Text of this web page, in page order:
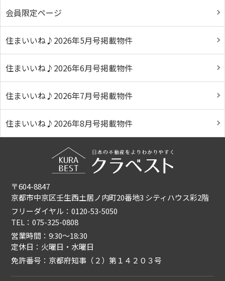
会員限定ページ
住まいいね♪2026年5月号掲載物件
住まいいね♪2026年6月号掲載物件
住まいいね♪2026年7月号掲載物件
住まいいね♪2026年8月号掲載物件
〒604-8847
京都市中京区壬生西土居ノ内町20番地3 シティハウス彩2階
フリーダイヤル：0120-53-5050
TEL：075-325-0808
営業時間：9:30〜18:30
定休日：火曜日・水曜日
免許番号：京都府知事（２）第１４２０３号